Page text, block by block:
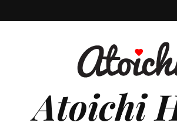
Atoichi